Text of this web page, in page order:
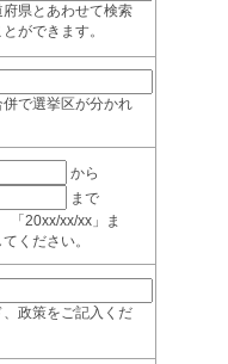
県とあわせて検索
ができます。
で選挙区が分かれ
から
まで
20xx/xx/xx」ま
ください。
政策をご記入くだ